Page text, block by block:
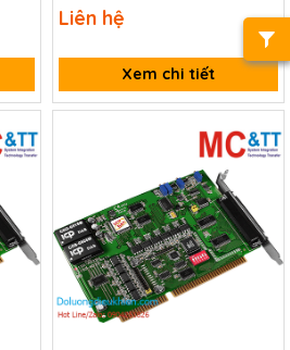
Liên hệ
Xem chi tiết